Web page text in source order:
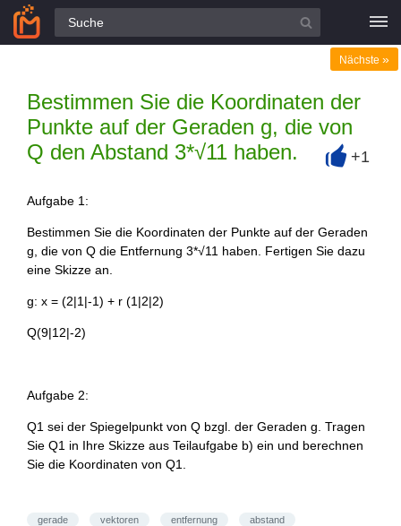
Alle Fragen
Bestimmen Sie die Koordinaten der
Punkte auf der Geraden g, die von
Q den Abstand 3*√11 haben.
Nächste »
+1
Aufgabe 1:
Bestimmen Sie die Koordinaten der Punkte auf der Geraden
g, die von Q die Entfernung 3*√11 haben. Fertigen Sie dazu
eine Skizze an.
g: x = (2|1|-1) + r (1|2|2)
Q(9|12|-2)
Aufgabe 2:
Q1 sei der Spiegelpunkt von Q bzgl. der Geraden g. Tragen
Sie Q1 in Ihre Skizze aus Teilaufgabe b) ein und berechnen
Sie die Koordinaten von Q1.
gerade vektoren entfernung abstand